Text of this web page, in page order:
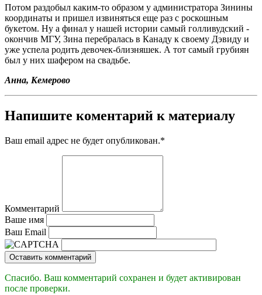
Потом раздобыл каким-то образом у администратора Зинины
координаты и пришел извиняться еще раз с роскошным
букетом. Ну а финал у нашей истории самый голливудский -
окончив МГУ, Зина перебралась в Канаду к своему Дэвиду и
уже успела родить девочек-близняшек. А тот самый грубиян
был у них шафером на свадьбе.
Анна, Кемерово
Напишите коментарий к материалу
Ваш email адрес не будет опубликован.*
Комментарий
Ваше имя
Ваш Email
Оставить комментарий
Спасибо. Ваш комментарий сохранен и будет активирован
после проверки.